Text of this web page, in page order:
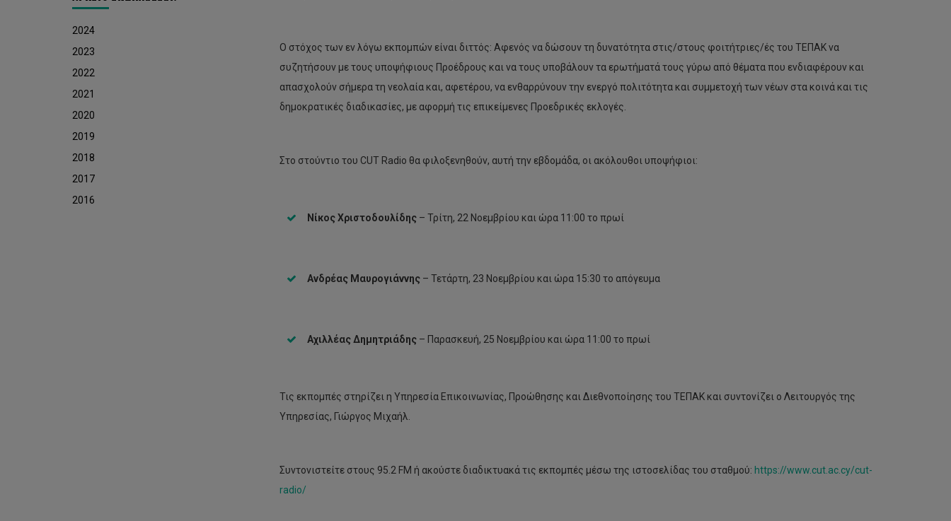
2024
2023
2022
2021
2020
2019
2018
2017
2016
Ο στόχος των εν λόγω εκπομπών είναι διττός: Αφενός να δώσουν τη δυνατότητα στις/στους φοιτήτριες/ές του ΤΕΠΑΚ να
συζητήσουν με τους υποψήφιους Προέδρους και να τους υποβάλουν τα ερωτήματά τους γύρω από θέματα που ενδιαφέρουν και
απασχολούν σήμερα τη νεολαία και, αφετέρου, να ενθαρρύνουν την ενεργό πολιτότητα και συμμετοχή των νέων στα κοινά και τις
δημοκρατικές διαδικασίες, με αφορμή τις επικείμενες Προεδρικές εκλογές.
Στο στούντιο του CUT Radio θα φιλοξενηθούν, αυτή την εβδομάδα, οι ακόλουθοι υποψήφιοι:
Νίκος Χριστοδουλίδης– Τρίτη, 22 Νοεμβρίου και ώρα 11:00 το πρωί
Ανδρέας Μαυρογιάννης– Τετάρτη, 23 Νοεμβρίου και ώρα 15:30 το απόγευμα
Αχιλλέας Δημητριάδης– Παρασκευή, 25 Νοεμβρίου και ώρα 11:00 το πρωί
Τις εκπομπές στηρίζει η Υπηρεσία Επικοινωνίας, Προώθησης και Διεθνοποίησης του ΤΕΠΑΚ και συντονίζει ο Λειτουργός της
Υπηρεσίας, Γιώργος Μιχαήλ.
Συντονιστείτε στους 95.2 FM ή ακούστε διαδικτυακά τις εκπομπές μέσω της ιστοσελίδας του σταθμού: https://www.cut.ac.cy/cut-
radio/